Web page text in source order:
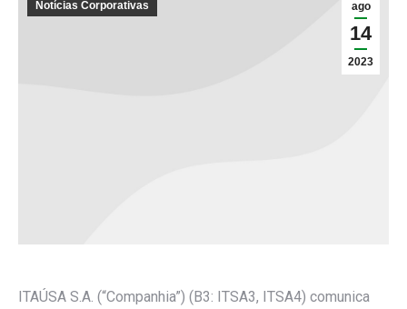
ago
14
2023
Notícias Corporativas
ITAÚSA S.A. (“Companhia”) (B3: ITSA3, ITSA4) comunica